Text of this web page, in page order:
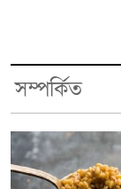
সম্পর্কিত